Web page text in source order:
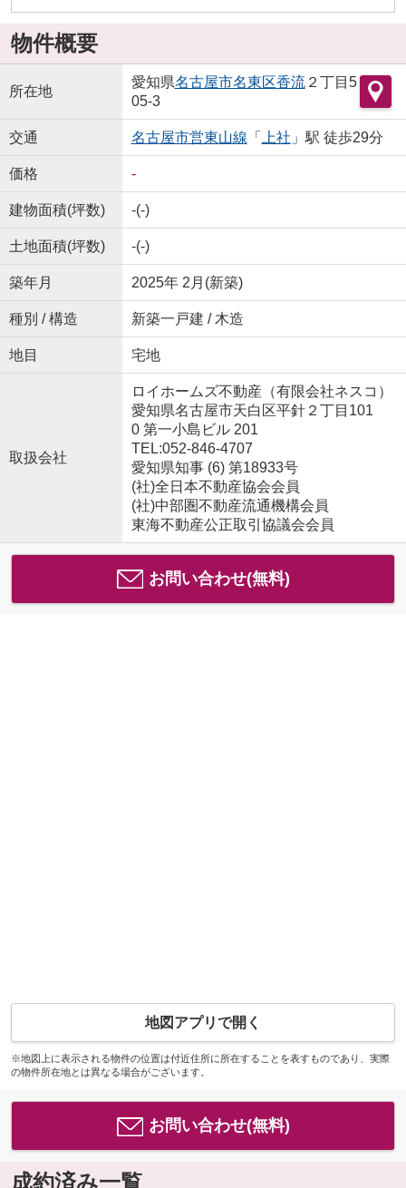
物件概要
所在地
愛知県名古屋市名東区香流２丁目5
05-3
交通 名古屋市営東山線 「 上社 」駅 徒歩29分
価格 -
建物面積(坪数) -(-)
土地面積(坪数) -(-)
築年月 2025年 2月(新築)
種別 / 構造 新築一戸建 / 木造
地目 宅地
取扱会社
ロイホームズ不動産（有限会社ネスコ）
愛知県名古屋市天白区平針２丁目101
0 第一小島ビル 201
TEL:052-846-4707
愛知県知事 (6) 第18933号
(社)全日本不動産協会会員
(社)中部圏不動産流通機構会員
東海不動産公正取引協議会会員
お問い合わせ(無料)
地図アプリで開く
※地図上に表示される物件の位置は付近住所に所在することを表すものであり、実際
の物件所在地とは異なる場合がございます。
お問い合わせ(無料)
成約済み一覧